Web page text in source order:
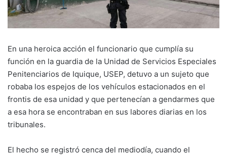
En una heroica acción el funcionario que cumplía su
función en la guardia de la Unidad de Servicios Especiales
Penitenciarios de Iquique, USEP, detuvo a un sujeto que
robaba los espejos de los vehículos estacionados en el
frontis de esa unidad y que pertenecían a gendarmes que
a esa hora se encontraban en sus labores diarias en los
tribunales.
El hecho se registró cenca del mediodía, cuando el